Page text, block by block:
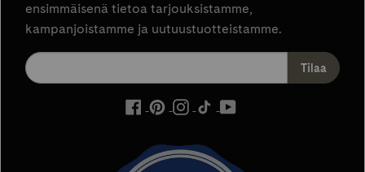
ensimmäisenä tietoa tarjouksistamme,
kampanjoistamme ja uutuustuotteistamme.
ulkoinen
avautuu
uuteen
ulkoinen
avautuu
uuteen
ulkoinen
avautuu
uuteen
ulkoinen
uuteen